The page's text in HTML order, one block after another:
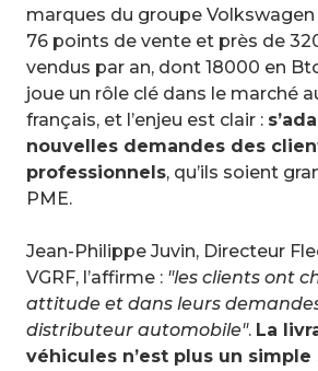
marques du groupe Volkswagen
76 points de vente et près de
vendus par an, dont 18000 en
joue un rôle clé dans le marché
français, et l’enjeu est clair :
nouvelles demandes des
professionnels, qu’ils soient
PME.
Jean-Philippe Juvin, Directeur
VGRF, l’affirme : "les clients ont
attitude et dans leurs
distributeur automobile". La
véhicules n’est plus un simple